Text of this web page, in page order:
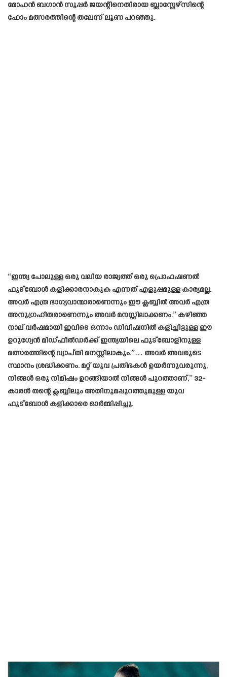
മോഹൻ ബഗാൻ സൂപ്പർ ജയന്റിനെതിരായ ബ്ലാസ്റ്റേഴ്‌സിന്റെ
ഹോം മത്സരത്തിന്റെ തലേന്ന് ലൂണ പറഞ്ഞു.
“ഇന്ത്യ പോലുള്ള ഒരു വലിയ രാജ്യത്ത് ഒരു പ്രൊഫഷണൽ
ഫുട്ബോൾ കളിക്കാരനാകുക എന്നത് എളുപ്പമുള്ള കാര്യമല്ല.
അവർ എത്ര ഭാഗ്യവാന്മാരാണെന്നും ഈ ക്ലബ്ബിൽ അവർ എത്ര
അനുഗ്രഹീതരാണെന്നും അവർ മനസ്സിലാക്കണം.” കഴിഞ്ഞ
നാല് വർഷമായി ഇവിടെ ഒന്നാം ഡിവിഷനിൽ കളിച്ചിട്ടുള്ള ഈ
ഉറുഗ്വേൻ മിഡ്ഫീൽഡർക്ക് ഇന്ത്യയിലെ ഫുട്ബോളിനുള്ള
മത്സരത്തിന്റെ വ്യാപ്തി മനസ്സിലാകും.”… അവർ അവരുടെ
സ്ഥാനം ശ്രദ്ധിക്കണം. മറ്റ് യുവ പ്രതിഭകൾ ഉയർന്നുവരുന്നു,
നിങ്ങൾ ഒരു നിമിഷം ഉറങ്ങിയാൽ നിങ്ങൾ പുറത്താണ്,” 32-
കാരൻ തന്റെ ക്ലബ്ബിലും അതിനുമപ്പുറത്തുമുള്ള യുവ
ഫുട്ബോൾ കളിക്കാരെ ഓർമ്മിപ്പിച്ചു.